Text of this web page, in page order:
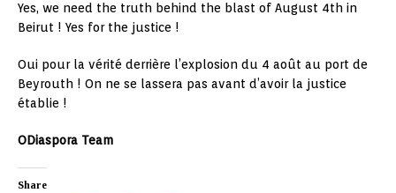
Yes, we need the truth behind the blast of August 4th in
Beirut ! Yes for the justice !
Oui pour la vérité derrière l’explosion du 4 août au port de
Beyrouth ! On ne se lassera pas avant d’avoir la justice
établie !
ODiaspora Team
Share